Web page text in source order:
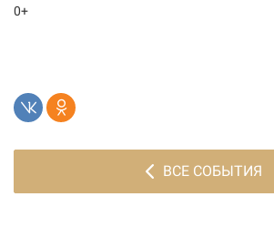
0+
ВСЕ СОБЫТИЯ